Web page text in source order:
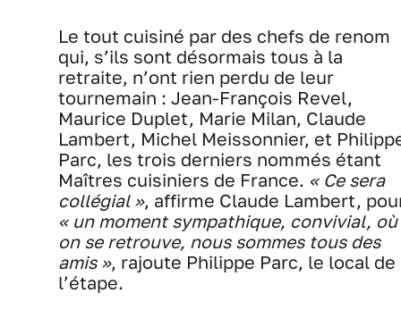
Le tout cuisiné par des chefs de renom
qui, s’ils sont désormais tous à la
retraite, n’ont rien perdu de leur
tournemain : Jean-François Revel,
Maurice Duplet, Marie Milan, Claude
Lambert, Michel Meissonnier, et
Parc, les trois derniers nommés étant
Maîtres cuisiniers de France. « Ce sera
collégial », affirme Claude Lambert,
« un moment sympathique, convivial, où
on se retrouve, nous sommes tous des
amis », rajoute Philippe Parc, le local de
l’étape.